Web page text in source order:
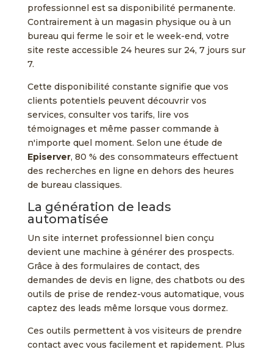
professionnel est sa disponibilité permanente.
Contrairement à un magasin physique ou à un
bureau qui ferme le soir et le week-end, votre
site reste accessible 24 heures sur 24, 7 jours sur
7.
Cette disponibilité constante signifie que vos
clients potentiels peuvent découvrir vos
services, consulter vos tarifs, lire vos
témoignages et même passer commande à
n'importe quel moment. Selon une étude de
Episerver, 80 % des consommateurs effectuent
des recherches en ligne en dehors des heures
de bureau classiques.
La génération de leads
automatisée
Un site internet professionnel bien conçu
devient une machine à générer des prospects.
Grâce à des formulaires de contact, des
demandes de devis en ligne, des chatbots ou des
outils de prise de rendez-vous automatique, vous
captez des leads même lorsque vous dormez.
Ces outils permettent à vos visiteurs de prendre
contact avec vous facilement et rapidement. Plus